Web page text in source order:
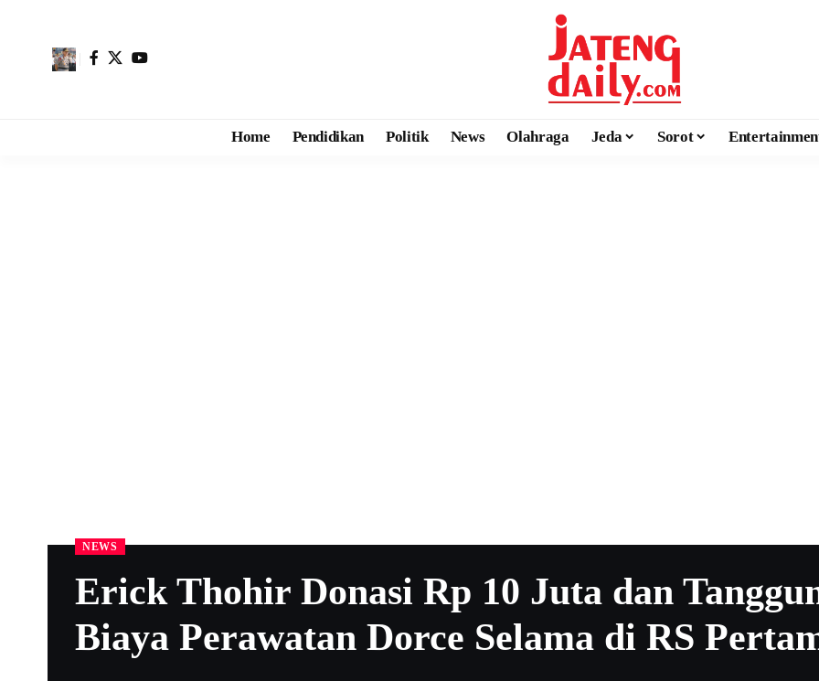
Home Pendidikan Politik News Olahraga Jeda Sorot
NEWS
Erick Thohir Donasi Rp 10 Juta dan
Biaya Perawatan Dorce Selama di RS